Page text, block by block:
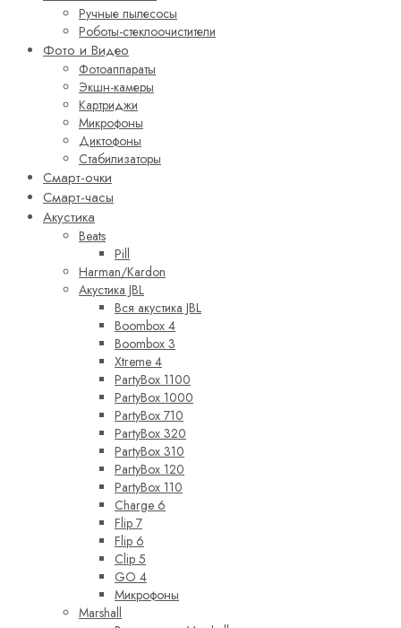
Ручные пылесосы
Роботы-стеклоочистители
Фото и Видео
Фотоаппараты
Экшн-камеры
Картриджи
Микрофоны
Диктофоны
Стабилизаторы
Смарт-очки
Смарт-часы
Акустика
Beats
Pill
Harman/Kardon
Акустика JBL
Вся акустика JBL
Boombox 4
Boombox 3
Xtreme 4
PartyBox 1100
PartyBox 1000
PartyBox 710
PartyBox 320
PartyBox 310
PartyBox 120
PartyBox 110
Charge 6
Flip 7
Flip 6
Clip 5
GO 4
Микрофоны
Marshall